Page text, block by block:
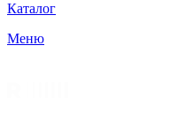
Каталог
Меню